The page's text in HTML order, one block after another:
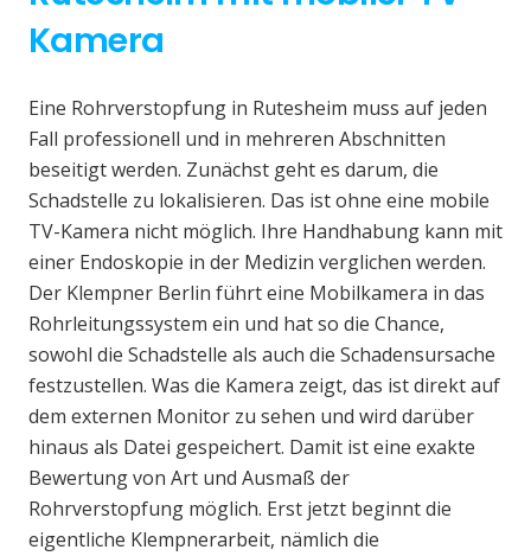
Kamera
Eine Rohrverstopfung in Rutesheim muss auf jeden
Fall professionell und in mehreren Abschnitten
beseitigt werden. Zunächst geht es darum, die
Schadstelle zu lokalisieren. Das ist ohne eine mobile
TV-Kamera nicht möglich. Ihre Handhabung kann mit
einer Endoskopie in der Medizin verglichen werden.
Der Klempner Berlin führt eine Mobilkamera in das
Rohrleitungssystem ein und hat so die Chance,
sowohl die Schadstelle als auch die Schadensursache
festzustellen. Was die Kamera zeigt, das ist direkt auf
dem externen Monitor zu sehen und wird darüber
hinaus als Datei gespeichert. Damit ist eine exakte
Bewertung von Art und Ausmaß der
Rohrverstopfung möglich. Erst jetzt beginnt die
eigentliche Klempnerarbeit, nämlich die